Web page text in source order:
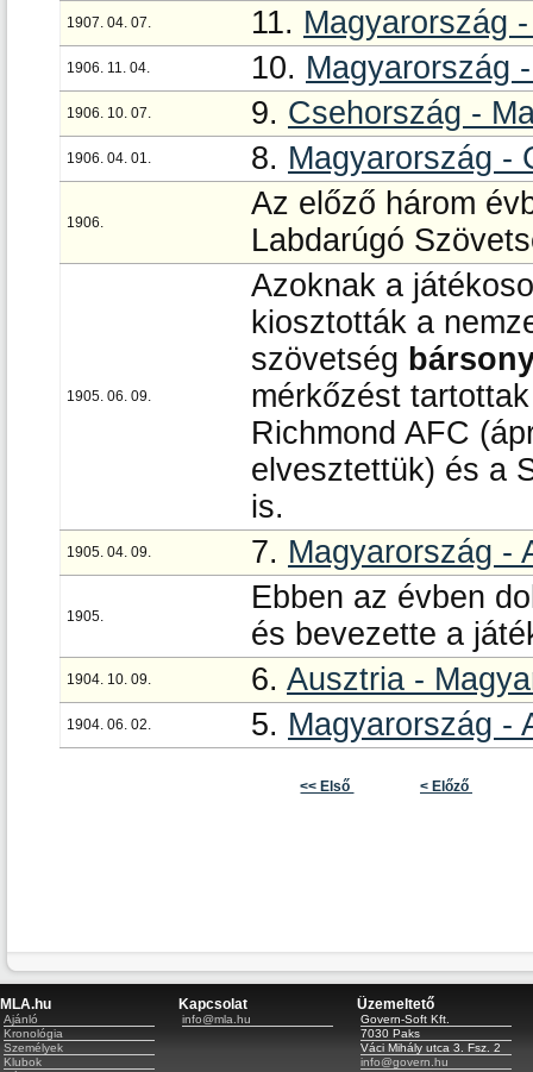
1907. 04. 07. 11. Magyarország
1906. 11. 04. 10. Magyarország
1906. 10. 07. 9. Csehország -
1906. 04. 01. 8. Magyarország -
1906.
Az előző három
Labdarúgó
1905. 06. 09.
Azoknak a
kiosztották a
szövetség
mérkőzést
Richmond AFC
elvesztettük) és a
is.
1905. 04. 09. 7. Magyarország -
1905.
Ebben az évben
és bevezette a
1904. 10. 09. 6. Ausztria -
1904. 06. 02. 5. Magyarország -
<< Első < Előző
MLA.hu
Ajánló
Kronológia
Személyek
Klubok
Kapcsolat
info@mla.hu
Üzemeltető
Govern-Soft Kft.
7030 Paks
Váci Mihály utca 3. Fsz. 2
info@govern.hu